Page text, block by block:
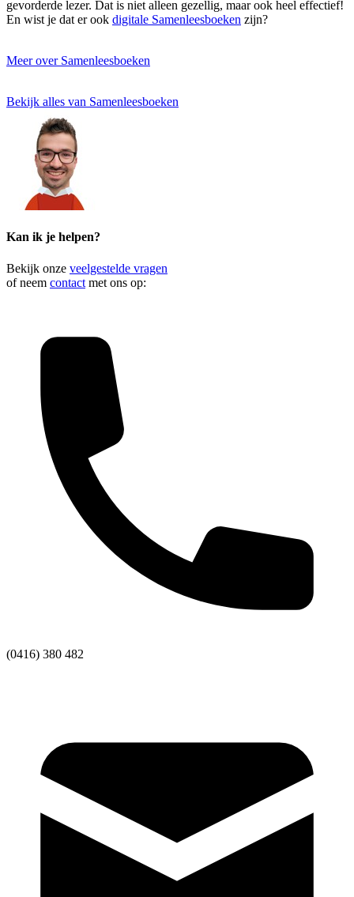
gevorderde lezer. Dat is niet alleen gezellig, maar ook heel effectief!
En wist je dat er ook digitale Samenleesboeken zijn?
Meer over Samenleesboeken
Bekijk alles van Samenleesboeken
Kan ik je helpen?
Bekijk onze veelgestelde vragen
of neem contact met ons op:
(0416) 380 482